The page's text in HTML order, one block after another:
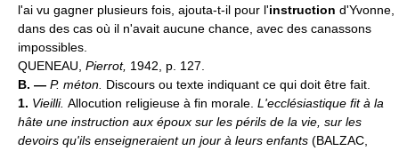
l'ai vu gagner plusieurs fois, ajouta-t-il pour l'instruction d'Yvonne,
dans des cas où il n'avait aucune chance, avec des canassons
impossibles.
QUENEAU, Pierrot, 1942, p. 127.
B. — P. méton. Discours ou texte indiquant ce qui doit être fait.
1. Vieilli. Allocution religieuse à fin morale. L'ecclésiastique fit à la
hâte une instruction aux époux sur les périls de la vie, sur les
devoirs qu'ils enseigneraient un jour à leurs enfants (BALZAC,